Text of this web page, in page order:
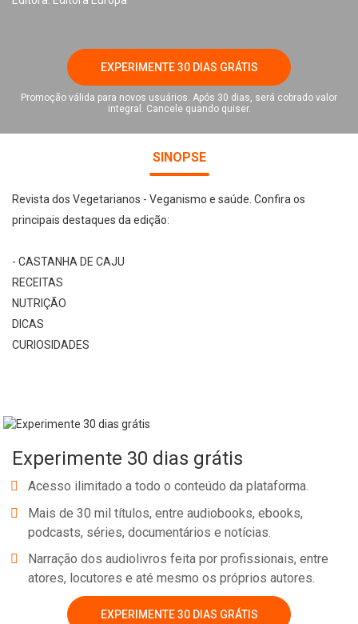
EXPERIMENTE 30 DIAS GRÁTIS
Promoção válida para novos usuários. Após 30 dias, será cobrado valor
integral. Cancele quando quiser.
SINOPSE
Revista dos Vegetarianos - Veganismo e saúde. Confira os
principais destaques da edição:
- CASTANHA DE CAJU
RECEITAS
NUTRIÇÃO
DICAS
CURIOSIDADES
Experimente 30 dias grátis
Acesso ilimitado a todo o conteúdo da plataforma.
Mais de 30 mil títulos, entre audiobooks, ebooks,
podcasts, séries, documentários e notícias.
Narração dos audiolivros feita por profissionais, entre
atores, locutores e até mesmo os próprios autores.
EXPERIMENTE 30 DIAS GRÁTIS